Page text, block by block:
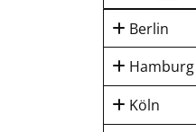
Berlin
Hamburg
Köln